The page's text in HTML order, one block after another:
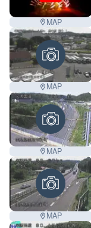
MAP
MAP
MAP
MAP